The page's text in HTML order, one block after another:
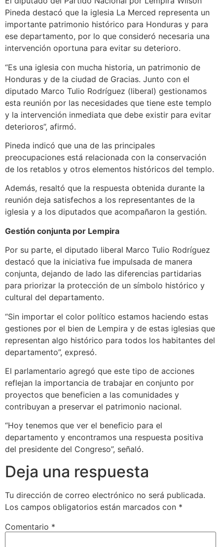
Pineda destacó que la iglesia La Merced representa un
importante patrimonio histórico para Honduras y para
ese departamento, por lo que consideró necesaria una
intervención oportuna para evitar su deterioro.
“Es una iglesia con mucha historia, un patrimonio de
Honduras y de la ciudad de Gracias. Junto con el
diputado Marco Tulio Rodríguez (liberal) gestionamos
esta reunión por las necesidades que tiene este templo
y la intervención inmediata que debe existir para evitar
deterioros”, afirmó.
Pineda indicó que una de las principales
preocupaciones está relacionada con la conservación
de los retablos y otros elementos históricos del templo.
Además, resaltó que la respuesta obtenida durante la
reunión deja satisfechos a los representantes de la
iglesia y a los diputados que acompañaron la gestión.
Gestión conjunta por Lempira
Por su parte, el diputado liberal Marco Tulio Rodríguez
destacó que la iniciativa fue impulsada de manera
conjunta, dejando de lado las diferencias partidarias
para priorizar la protección de un símbolo histórico y
cultural del departamento.
“Sin importar el color político estamos haciendo estas
gestiones por el bien de Lempira y de estas iglesias que
representan algo histórico para todos los habitantes del
departamento”, expresó.
El parlamentario agregó que este tipo de acciones
reflejan la importancia de trabajar en conjunto por
proyectos que beneficien a las comunidades y
contribuyan a preservar el patrimonio nacional.
“Hoy tenemos que ver el beneficio para el
departamento y encontramos una respuesta positiva
del presidente del Congreso”, señaló.
Deja una respuesta
Tu dirección de correo electrónico no será publicada.
Los campos obligatorios están marcados con *
Comentario *